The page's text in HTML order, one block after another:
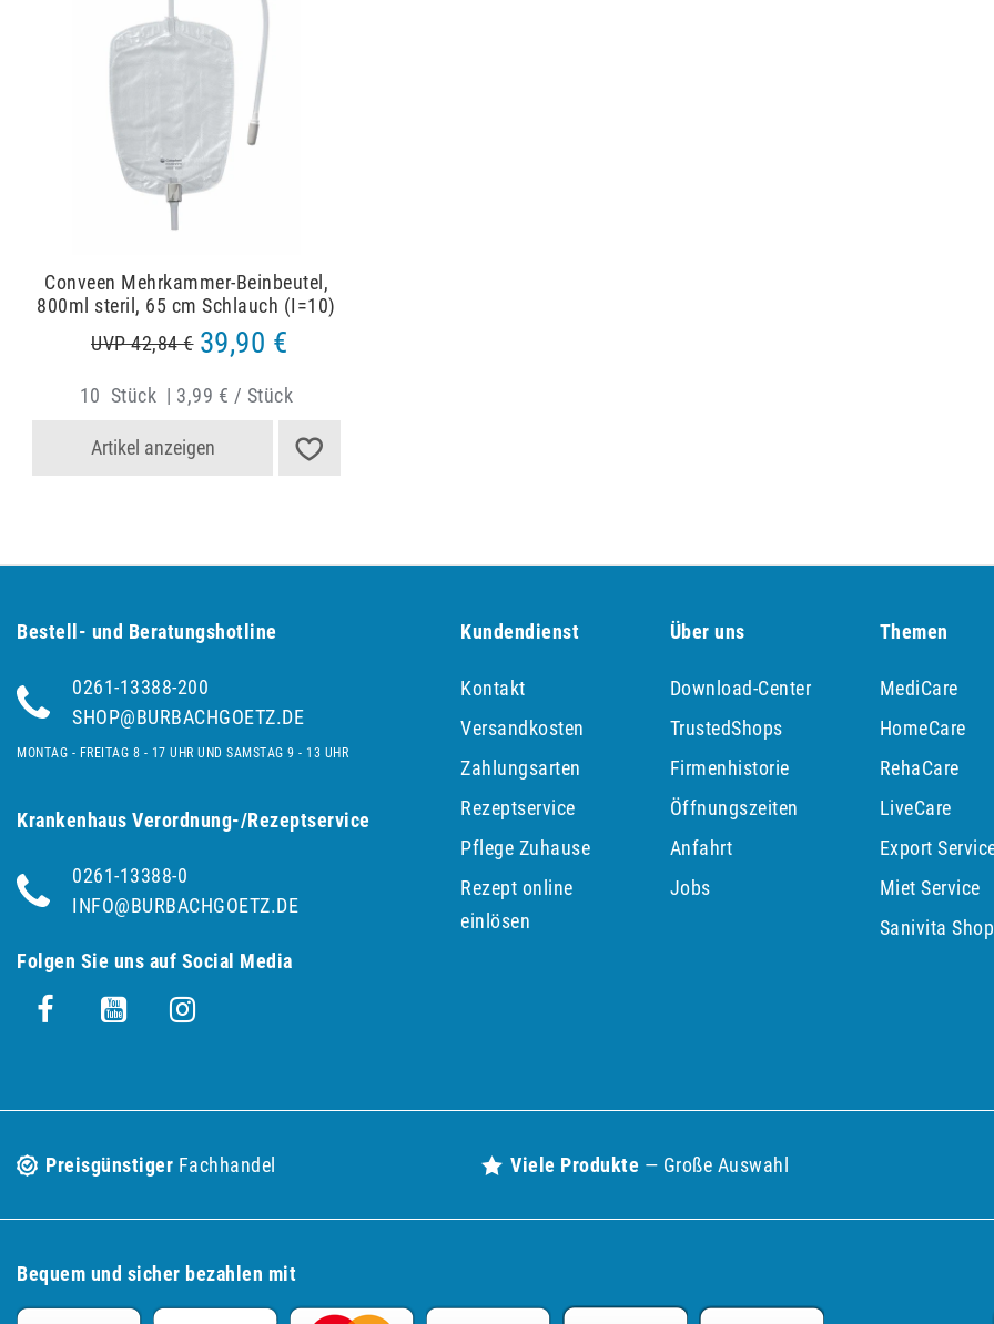
Conveen Mehrkammer-Beinbeutel,
800ml steril, 65 cm Schlauch (I=10)
UVP 42,84 € 39,90 €
10 Stück | 3,99 € / Stück
Artikel anzeigen
Bestell- und Be­ra­tungs­hot­line
0261-13388-200
SHOP@BURBACHGOETZ.DE
MONTAG - FREITAG 8 - 17 UHR UND SAMSTAG 9 - 13 UHR
Krankenhaus Verordnung-/Rezeptservice
0261-13388-0
INFO@BURBACHGOETZ.DE
Folgen Sie uns auf Social Media
Kundendienst
Kontakt
Versandkosten
Zahlungsarten
Rezeptservice
Pflege Zuhause
Rezept online
einlösen
Über uns
Download-Center
TrustedShops
Firmenhistorie
Öffnungszeiten
Anfahrt
Jobs
Themen
MediCare
HomeCare
RehaCare
LiveCare
Export
Miet Service
Sanivita Shop
Preisgünstiger Fachhandel Viele Produkte — Große Auswahl
Bequem und sicher bezahlen mit